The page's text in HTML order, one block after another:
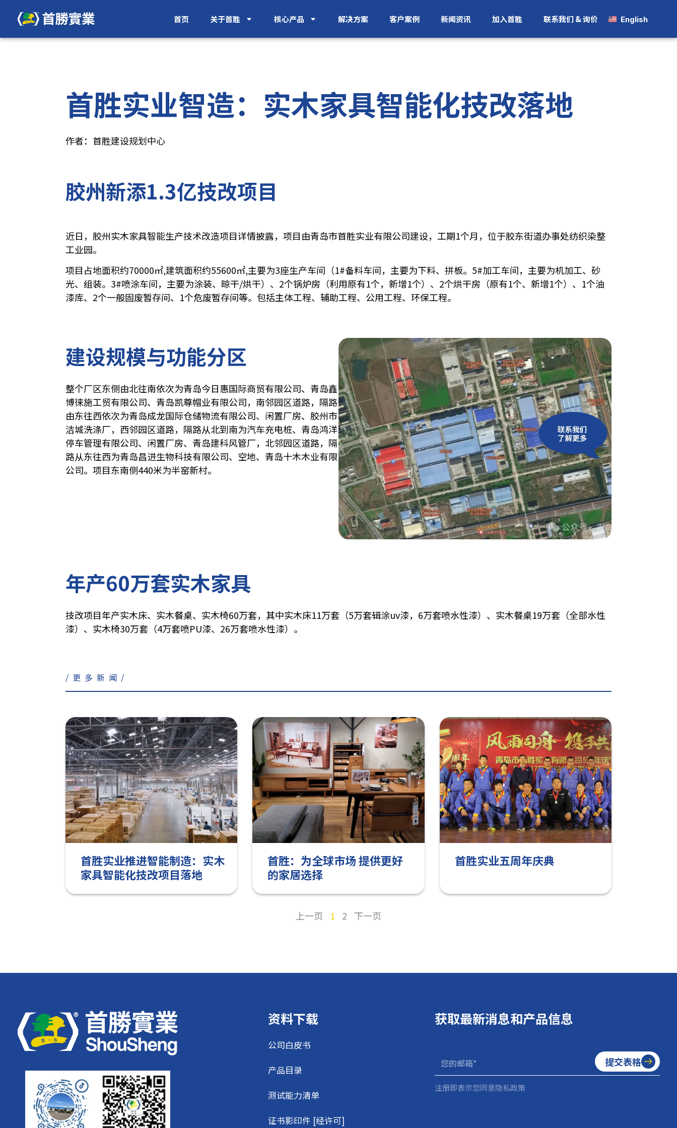
首页 关于首胜 核心产品 解决方案 客户案例 新闻资讯 加入首胜 联系我们 & 询价 English
首胜实业智造：实木家具智能化技改落地
作者：首胜建设规划中心
胶州新添1.3亿技改项目
近日，胶州实木家具智能生产技术改造项目详情披露，项目由青岛市首胜实业有限公司建设，工期1个月，位于胶东街道办事处纺织染整
工业园。
项目占地面积约70000㎡,建筑面积约55600㎡,主要为3座生产车间（1#备料车间，主要为下料、拼板。5#加工车间，主要为机加工、砂
光、组装。3#喷涂车间，主要为涂装、晾干/烘干）、2个锅炉房（利用原有1个，新增1个）、2个烘干房（原有1个、新增1个）、1个油
漆库、2个一般固废暂存间、1个危废暂存间等。包括主体工程、辅助工程、公用工程、环保工程。
建设规模与功能分区
整个厂区东侧由北往南依次为青岛今日惠国际商贸有限公司、青岛鑫
博徕施工贸有限公司、青岛凯尊帽业有限公司， 南邻园区道路，隔路
由东往西依次为青岛成龙国际仓储物流有限公司、闲置厂房、胶州市
洁城洗涤厂，西邻园区道路，隔路从北到南为汽车充电桩、青岛鸿洋
停车管理有限公司、闲置厂房、青岛建科风管厂，北邻园区道路，隔
路从东往西为青岛昌进生物科技有限公司、空地、青岛十木木业有限
公司。项目东南侧440米为半窑新村。
年产60万套实木家具
技改项目年产实木床、实木餐桌、实木椅60万套，其中实木床11万套（5万套辑涂uv漆，6万套喷水性漆）、实木餐桌19万套（全部水性
漆）、实木椅30万套（4万套喷PU漆、26万套喷水性漆）。
/更多新闻/
首胜实业推进智能制造：实木
家具智能化技改项目落地
首胜：为全球市场 提供更好
的家居选择
首胜实业五周年庆典
上一页 1 2 下一页
资料下载
公司白皮书
产品目录
测试能力清单
证书影印件 [经许可]
获取最新消息和产品信息
提交表格
注册即表示您同意隐私政策